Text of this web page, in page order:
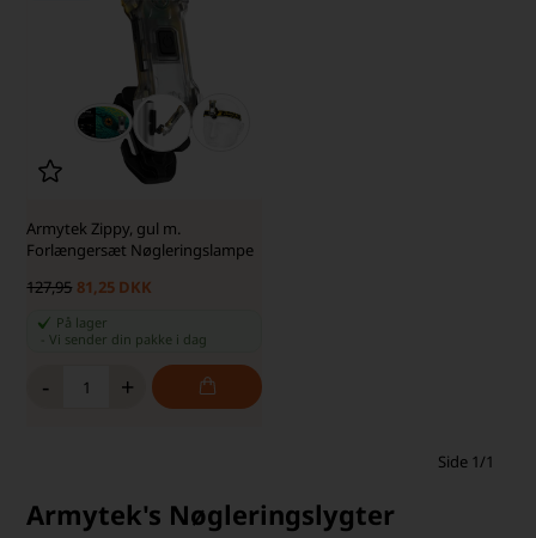
Armytek Zippy, gul m.
Forlængersæt Nøgleringslampe
127,95 81,25 DKK
På lager
-Vi sender din pakke i dag
- +
Side 1/1
Armytek's Nøgleringslygter